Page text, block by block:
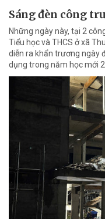
Sáng đèn công
Những ngày này, tại 2
Tiểu học và THCS ở xã
diễn ra khẩn trương ngày
dụng trong năm học mới